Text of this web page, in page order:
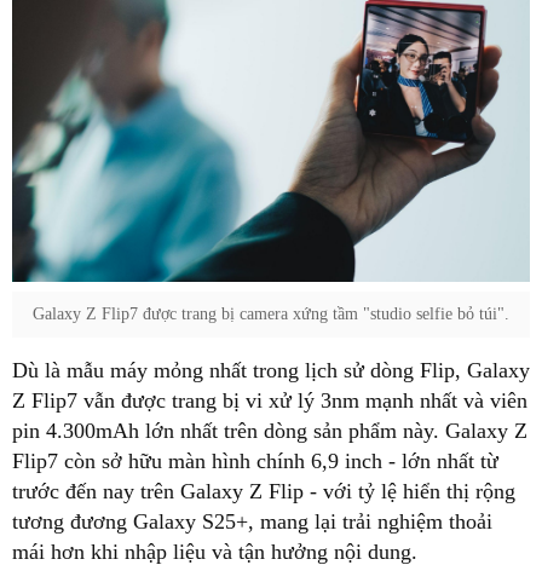
Galaxy Z Flip7 được trang bị camera xứng tầm "studio selfie bỏ túi".
Dù là mẫu máy mỏng nhất trong lịch sử dòng Flip, Galaxy
Z Flip7 vẫn được trang bị vi xử lý 3nm mạnh nhất và viên
pin 4.300mAh lớn nhất trên dòng sản phẩm này. Galaxy Z
Flip7 còn sở hữu màn hình chính 6,9 inch - lớn nhất từ
trước đến nay trên Galaxy Z Flip - với tỷ lệ hiển thị rộng
tương đương Galaxy S25+, mang lại trải nghiệm thoải
mái hơn khi nhập liệu và tận hưởng nội dung.